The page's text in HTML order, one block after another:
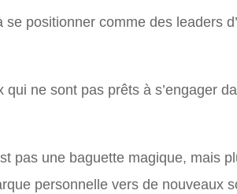
positionner comme des leaders
ne sont pas prêts à s’engager
pas une baguette magique, mais
personnelle vers de nouveaux